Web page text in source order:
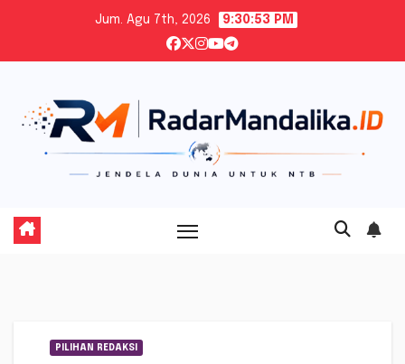
content
Jum. Agu 7th, 2026 9:30:54 PM
PILIHAN REDAKSI